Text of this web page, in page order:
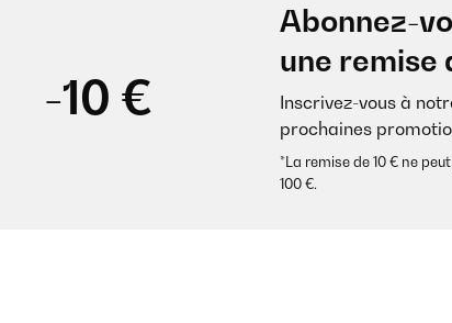
-10 €
Abonnez-
une remise
Inscrivez-vous à
prochaines
*La remise de 10 € ne
100 €.